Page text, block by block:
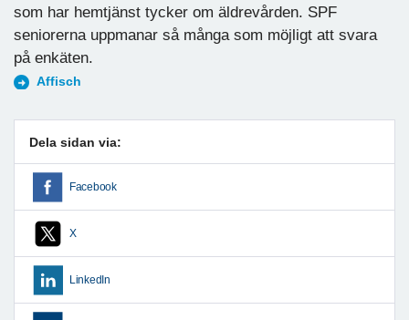
som har hemtjänst tycker om äldrevården. SPF
seniorerna uppmanar så många som möjligt att svara
på enkäten.
Affisch
Dela sidan via:
Facebook
X
LinkedIn